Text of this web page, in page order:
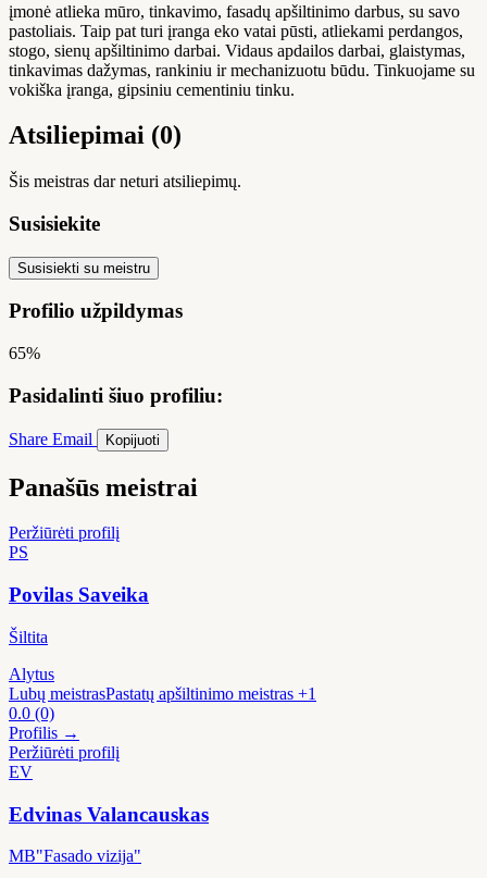
įmonė atlieka mūro, tinkavimo, fasadų apšiltinimo darbus, su savo
pastoliais. Taip pat turi įranga eko vatai pūsti, atliekami perdangos,
stogo, sienų apšiltinimo darbai. Vidaus apdailos darbai, glaistymas,
tinkavimas dažymas, rankiniu ir mechanizuotu būdu. Tinkuojame su
vokiška įranga, gipsiniu cementiniu tinku.
Atsiliepimai (0)
Šis meistras dar neturi atsiliepimų.
Susisiekite
Susisiekti su meistru
Profilio užpildymas
65%
Pasidalinti šiuo profiliu:
Share Email Kopijuoti
Panašūs meistrai
Peržiūrėti profilį
PS
Povilas Saveika
Šiltita
Alytus
Lubų meistrasPastatų apšiltinimo meistras +1
0.0 (0)
Profilis →
Peržiūrėti profilį
EV
Edvinas Valancauskas
MB"Fasado vizija"